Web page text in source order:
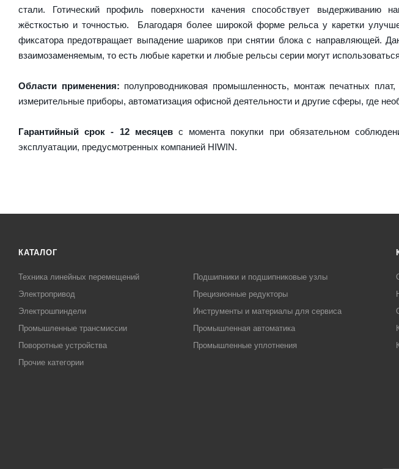
стали. Готический профиль поверхности качения способствует выдерживанию
жёсткостью и точностью. Благодаря более широкой форме рельса у каретки
фиксатора предотвращает выпадение шариков при снятии блока с направляющей.
взаимозаменяемым, то есть любые каретки и любые рельсы серии могут
Области применения: полупроводниковая промышленность, монтаж печатных
измерительные приборы, автоматизация офисной деятельности и другие сферы, где
Гарантийный срок - 12 месяцевс момента покупки при обязательном
эксплуатации, предусмотренных компанией HIWIN.
КАТАЛОГ
Техника линейных перемещений
Подшипники и подшипниковые узлы
Электропривод
Прецизионные редукторы
Электрошпиндели
Инструменты и материалы для сервиса
Промышленные трансмиссии
Промышленная автоматика
Поворотные устройства
Промышленные уплотнения
Прочие категории